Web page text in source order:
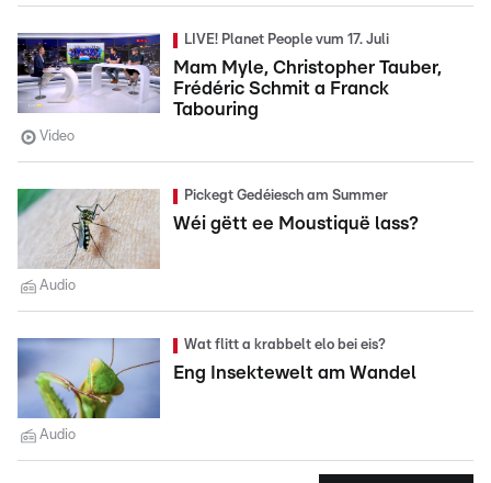
LIVE! Planet People vum 17. Juli
Mam Myle, Christopher Tauber,
Frédéric Schmit a Franck
Tabouring
Video
Pickegt Gedéiesch am Summer
Wéi gëtt ee Moustiquë lass?
Audio
Wat flitt a krabbelt elo bei eis?
Eng Insektewelt am Wandel
Audio